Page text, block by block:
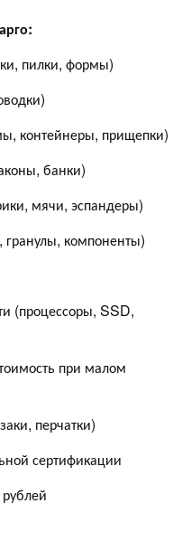
пилки, формы)
контейнеры, прищепки)
банки)
мячи, эспандеры)
гранулы, компоненты)
(процессоры, SSD,
при малом
перчатки)
сертификации